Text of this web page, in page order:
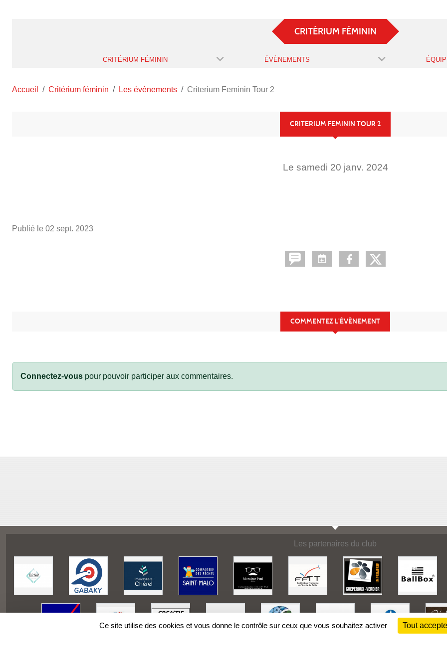
CRITÉRIUM FÉMININ
CRITÉRIUM FÉMININ ÉVÈNEMENTS
Accueil Critérium féminin Les évènements Criterium Feminin Tour 2
CRITERIUM FEMININ TOUR 2
Le samedi 20 janv. 2024
Publié le 02 sept. 2023
COMMENTEZ L’ÉVÈNEMENT
Connectez-vous pour pouvoir participer aux commentaires.
Les partenaires du club
Ce site utilise des cookies et vous donne le contrôle sur ceux que vous souhaitez activer Tout